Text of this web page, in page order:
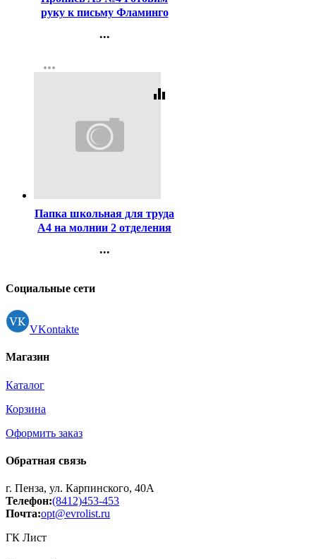
руку к письму Фламинго
13318/28169/32692/35143
...
Регистрация
more_horiz
equalizer
Папка школьная для труда
А4 на молнии 2 отделения
Р13
...
Регистрация
Социальные сети
VKontakte
Магазин
Каталог
Корзина
Оформить заказ
Обратная связь
г. Пенза, ул. Карпинского, 40А
Телефон:(8412)453-453
Почта:opt@evrolist.ru
ГК Лист